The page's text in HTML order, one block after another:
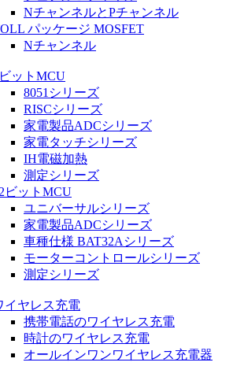
NチャンネルとPチャンネル
パッケージ MOSFET
Nチャンネル
ットMCU
8051シリーズ
RISCシリーズ
家電製品ADCシリーズ
家電タッチシリーズ
IH電磁加熱
測定シリーズ
ビットMCU
ユニバーサルシリーズ
家電製品ADCシリーズ
車種仕様 BAT32Aシリーズ
モーターコントロールシリーズ
測定シリーズ
イヤレス充電
携帯電話のワイヤレス充電
時計のワイヤレス充電
オールインワンワイヤレス充電器